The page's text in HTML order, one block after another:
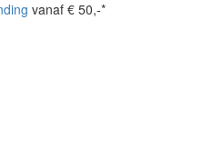
vanaf € 50,-*